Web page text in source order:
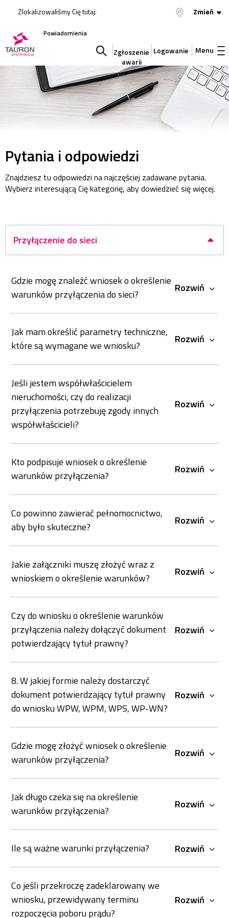
Zlokalizowaliśmy Cię tutaj: Zmień
Powiadomienia
Szukaj
w
Zgłoszenie
awarii
Logowanie Menu
Pytania i odpowiedzi
Znajdziesz tu odpowiedzi na najczęściej zadawane pytania.
Wybierz interesującą Cię kategorię, aby dowiedzieć się więcej.
Przyłączenie do sieci
Gdzie mogę znaleźć wniosek o określenie
warunków przyłączenia do sieci?
Rozwiń
Jak mam określić parametry techniczne,
które są wymagane we wniosku?
Rozwiń
Jeśli jestem współwłaścicielem
nieruchomości, czy do realizacji
przyłączenia potrzebuję zgody innych
współwłaścicieli?
Rozwiń
Kto podpisuje wniosek o określenie
warunków przyłączenia?
Rozwiń
Co powinno zawierać pełnomocnictwo,
aby było skuteczne?
Rozwiń
Jakie załączniki muszę złożyć wraz z
wnioskiem o określenie warunków?
Rozwiń
Czy do wniosku o określenie warunków
przyłączenia należy dołączyć dokument
potwierdzający tytuł prawny?
Rozwiń
8. W jakiej formie należy dostarczyć
dokument potwierdzający tytuł prawny
do wniosku WPW, WPM, WPS, WP-WN?
Rozwiń
Gdzie mogę złożyć wniosek o określenie
warunków przyłączenia?
Rozwiń
Jak długo czeka się na określenie
warunków przyłączenia?
Rozwiń
Ile są ważne warunki przyłączenia? Rozwiń
Co jeśli przekroczę zadeklarowany we
wniosku, przewidywany terminu
rozpoczęcia poboru prądu?
Rozwiń